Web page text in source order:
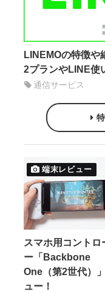
LINEMOの特徴や
2プランやLINE使
通信サービス
端末レビュー
スマホ用コントロ
ー「Backbone
One（第2世代）
ュー！